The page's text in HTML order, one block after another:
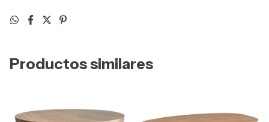
Productos similares